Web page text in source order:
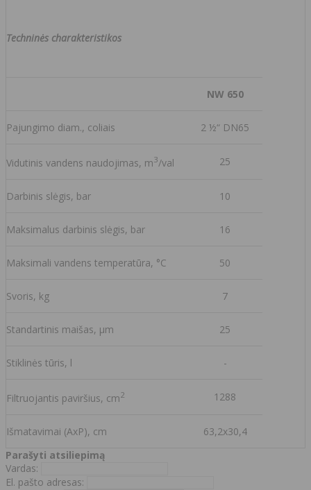
Techninės charakteristikos
NW 650
Pajungimo diam., coliais 2 ½“ DN65
Vidutinis vandens naudojimas, m3/val 25
Darbinis slėgis, bar 10
Maksimalus darbinis slėgis, bar 16
Maksimali vandens temperatūra, °C 50
Svoris, kg 7
Standartinis maišas, µm 25
Stiklinės tūris, l -
Filtruojantis paviršius, cm2 1288
Išmatavimai (AxP), cm
63,2x30,4
Parašyti atsiliepimą
Vardas:
El. pašto adresas: